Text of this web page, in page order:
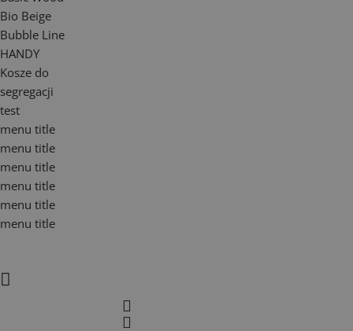
Bio Beige
Bubble Line
HANDY
Kosze do
segregacji
test
menu title
menu title
menu title
menu title
menu title
menu title